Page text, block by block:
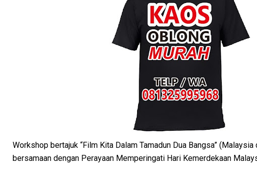
Workshop bertajuk “Film Kita Dalam Tamadun Dua Bangsa”
bersamaan dengan Perayaan Memperingati Hari Kemerdekaan